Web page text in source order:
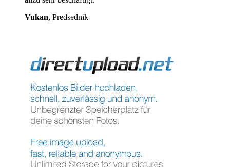
Vukan, Predsednik